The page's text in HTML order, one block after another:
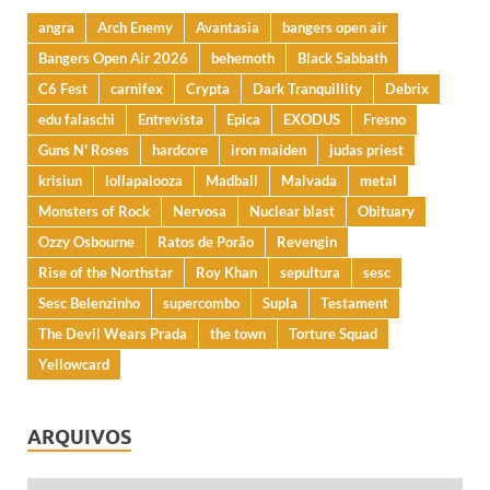
angra Arch Enemy Avantasia
bangers open air
Bangers Open Air 2026
behemoth
Black Sabbath
C6 Fest
carnifex Crypta Dark Tranquillity
Debrix
edu falaschi
Entrevista Epica EXODUS
Fresno
Guns N' Roses
hardcore iron maiden
judas priest
krisiun
lollapalooza Madball Malvada
metal
Monsters of Rock
Nervosa Nuclear blast
Obituary
Ozzy Osbourne
Ratos de Porão
Revengin
Rise of the Northstar
Roy Khan sepultura
sesc
Sesc Belenzinho
supercombo Supla
Testament
The Devil Wears Prada
the town
Torture Squad
Yellowcard
ARQUIVOS